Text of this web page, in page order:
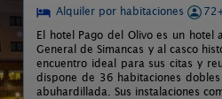
Alquiler por habitaciones
El hotel Pago del Olivo es un
General de Simancas y al casco
encuentro ideal para sus citas y
dispone de 36 habitaciones
abuhardillada. Sus instalaciones